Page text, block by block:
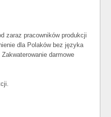
zaraz pracowników produkcji
dla Polaków bez języka
darmowe